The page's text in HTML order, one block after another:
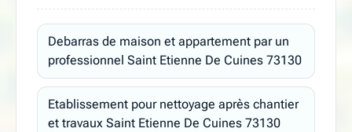
Debarras de maison et appartement par un
professionnel Saint Etienne De Cuines 73130
Etablissement pour nettoyage après chantier
et travaux Saint Etienne De Cuines 73130